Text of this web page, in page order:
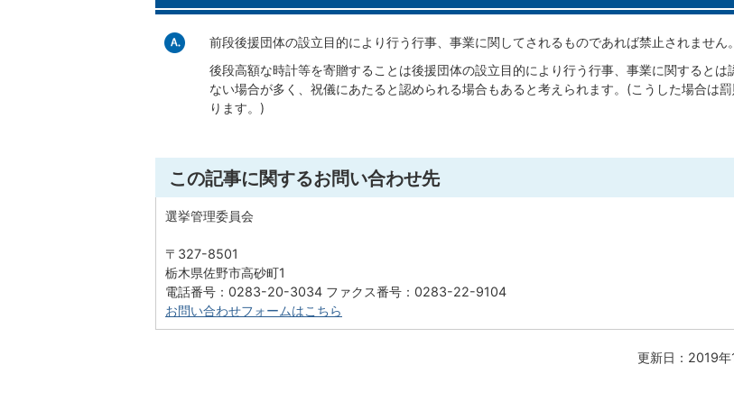
前段後援団体の設立目的により行う行事、事業に関してされるものであれば禁止されません。
後段高額な時計等を寄贈することは後援団体の設立目的により行う行事、事業に関するとは
ない場合が多く、祝儀にあたると認められる場合もあると考えられます。(こうした場合は
ります。)
この記事に関するお問い合わせ先
選挙管理委員会
〒327-8501
栃木県佐野市高砂町1
電話番号：0283-20-3034 ファクス番号：0283-22-9104
お問い合わせフォームはこちら
更新日：2019